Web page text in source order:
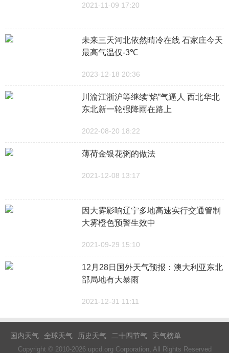
2021-11-09 17:20
未来三天河北依然晴冷在线 石家庄今天
最高气温仅-3℃
2023-12-18 20:36
川渝江浙沪等继续“焰”气逼人 西北华北
东北新一轮强降雨在路上
2022-08-20 18:22
薄荷金银花粥的做法
2021-12-08 13:17
因大雾影响辽宁多地高速实行交通管制
大雾橙色预警生效中
2021-09-29 15:10
12月28日国外天气预报：澳大利亚东北
部局地有大暴雨
2021-12-31 11:11
国内天气 全球天气 历史天气 二十四节气 天气榜单
Copyright © 2010-2026 upcd.org Corporation, All Rights Reserved